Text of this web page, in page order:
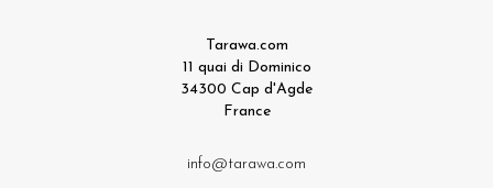
Tarawa.com
11 quai di Dominico
34300 Cap d'Agde
France
info@tarawa.com